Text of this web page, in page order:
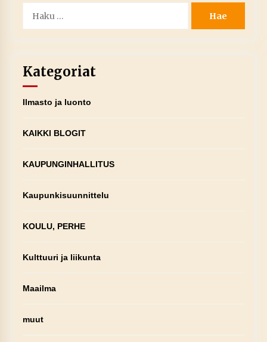
Kategoriat
Ilmasto ja luonto
KAIKKI BLOGIT
KAUPUNGINHALLITUS
Kaupunkisuunnittelu
KOULU, PERHE
Kulttuuri ja liikunta
Maailma
muut